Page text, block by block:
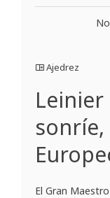
Ajedrez
sonríe,
El Gran